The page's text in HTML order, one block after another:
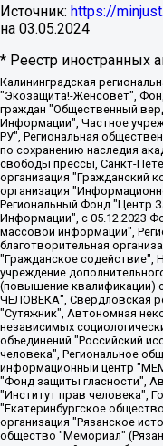
Источник: https://
на 03.05.2024
* Реестр иностранных
Калининградская региональная общественная организация "Экозащита!-Женсовет", Фонд содействия защите прав и свобод граждан "Общественный вердикт", Фонд "Институт Развития Свободы Информации", Частное учреждение "Информационное агентство МЕМО. РУ", Региональная общественная организация "Общественная комиссия по сохранению наследия академика Сахарова", Фонд поддержки свободы прессы, Санкт-Петербургская общественная правозащитная организация "Гражданский контроль", Межрегиональная общественная организация "Информационно-просветительский центр "Мемориал", Региональный Фонд "Центр Защиты Прав Средств Массовой Информации", с 05.12.2023 Фонд "Центр Защиты Прав Средств массовой информации", Региональная общественная благотворительная организация помощи беженцам и мигрантам "Гражданское содействие", Негосударственное образовательное учреждение дополнительного профессионального образования (повышение квалификации) специалистов "АКАДЕМИЯ ПО ПРАВАМ ЧЕЛОВЕКА", Свердловская региональная общественная организация "Сутяжник", Автономная некоммерческая организация "Центр независимых социологических исследований", Союз общественных объединений "Российский исследовательский центр по правам человека", Региональное общественное учреждение научно-информационный центр "МЕМОРИАЛ", Некоммерческая организация "Фонд защиты гласности", Автономная некоммерческая организация "Институт прав человека", Городская общественная организация "Екатеринбургское общество "МЕМОРИАЛ", Городская общественная организация "Рязанское историко-просветительское и правозащитное общество "Мемориал" (Рязанский Мемориал), Челябинский региональный орган общественной самодеятельности – женское общественное объединение "Женщины Евразии", Челябинский региональный орган общественной самодеятельности "Уральская правозащитная группа", Фонд содействия защите здоровья и социальной справедливости имени Андрея Рылькова, Автономная Некоммерческая Организация "Аналитический Центр Юрия Левады", Автономная некоммерческая организация социальной поддержки населения "Проект Апрель", Региональная общественная организация помощи женщинам и детям, находящимся в кризисной ситуации "Информационно-методический центр "Анна", Фонд содействия развитию массовых коммуникаций и правовому просвещению "Так-так-Так", Фонд содействия устойчивому развитию "Серебряная тайга", Свердловский региональный общественный фонд социальных проектов "Новое время", "Idel.Реалии", Кавказ.Реалии, Крым.Реалии, Телеканал Настоящее Время, Татаро-башкирская служба Радио Свобода (Azatliq Radiosi), Радио Свободная Европа/Радио Свобода (PCE/PC), "Сибирь.Реалии", "Фактограф", Благотворительный фонд помощи осужденным и их семьям, Автономная некоммерческая организация "Институт глобализации и социальных движений", Фонд "В защиту прав заключенных", Частное учреждение "Центр поддержки и содействия развитию средств массовой информации", Пензенский региональный общественный благотворительный фонд "Гражданский союз", "Север.Реалии", Некоммерческая организация Фонд "Правовая инициатива", Общество с ограниченной ответственностью "Радио Свободная Европа/Радио Свобода", Чешское информационное агентство "MEDIUM-ORIENT", Красноярская региональная общественная организация "Мы против СПИДа", Камалягин Денис Николаевич, Маркелов Сергей Евгеньевич, Пономарев Лев Александрович, Савицкая Людмила Алексеевна, Автономная некоммерческая организация "Центр по работе с проблемой насилия "НАСИЛИЮ.НЕТ", Межрегиональный профессиональный союз работников здравоохранения "Альянс врачей", Юридическое лицо, зарегистрированное в Латвийской Республике, SIA "Medusa Project" (регистрационный номер 40103797863, дата регистрации 10.06.2014), Некоммерческая организация "Фонд по борьбе с коррупцией", Автономная некоммерческая организация "Институт права и публичной политики", Баданин Роман Сергеевич, Гликин Максим Александрович, Железнова Мария Михайловна, Лукьянова Юлия Сергеевна, Маетная Елизавета Витальевна, Маняхин Петр Борисович, Чуракова Ольга Владимировна, Ярош Юлия Петровна, Юридическое лицо "The Insider SIA", зарегистрированное в Риге, Латвийская Республика (дата регистрации 26.06.2015), являющееся администратором доменного имени интернет-издания "The Insider SIA", https://theins.ru, Постернак Алексей Евгеньевич, Рубин Михаил Аркадьевич, Анин Роман Александрович, Юридическое лицо Istories fonds, зарегистрированное в Латвийской Республике (регистрационный номер 50008295751, дата регистрации 24.02.2020), Великовский Дмитрий Александрович, Долинина Ирина Николаевна, Мароховская Алеся Алексеевна, Шлейнов Роман Юрьевич, Шмагун Олеся Валентиновна, Общество с ограниченной ответственностью "Альтаир 2021", Общество с ограниченной ответственностью "Вега 2021", Общество с ограниченной ответственностью "Главный редактор 2021",